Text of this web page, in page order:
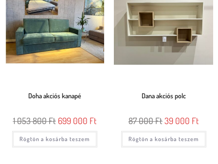
Doha akciós kanapé
1 053 800Ft 699 000 Ft
Rögtön a kosárba teszem
Dana akciós polc
87 000Ft39 000 Ft
Rögtön a kosárba teszem